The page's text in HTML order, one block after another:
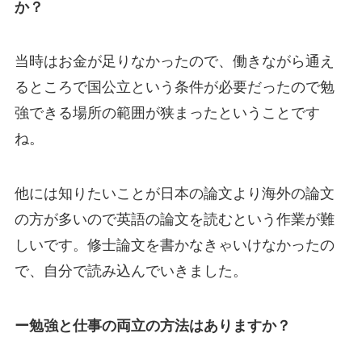
か？
当時はお金が足りなかったので、働きながら通え
るところで国公立という条件が必要だったので勉
強できる場所の範囲が狭まったということです
ね。
他には知りたいことが日本の論文より海外の論文
の方が多いので英語の論文を読むという作業が難
しいです。修士論文を書かなきゃいけなかったの
で、自分で読み込んでいきました。
ー勉強と仕事の両立の方法はありますか？